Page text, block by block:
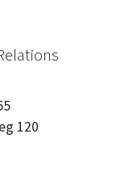
120